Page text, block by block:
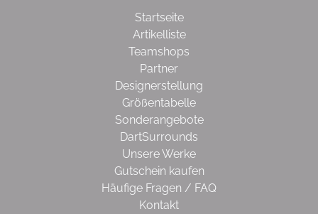
Startseite
Artikelliste
Teamshops
Partner
Designerstellung
Größentabelle
Sonderangebote
DartSurrounds
Unsere Werke
Gutschein kaufen
Häufige Fragen / FAQ
Kontakt